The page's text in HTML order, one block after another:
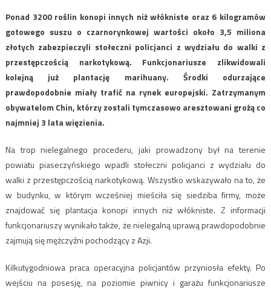
Ponad 3200 roślin konopi innych niż włókniste oraz 6 kilogramów
gotowego suszu o czarnorynkowej wartości około 3,5 miliona
złotych zabezpieczyli stołeczni policjanci z wydziału do walki z
przestępczością narkotykową. Funkcjonariusze zlikwidowali
kolejną już plantację marihuany. Środki odurzające
prawdopodobnie miały trafić na rynek europejski. Zatrzymanym
obywatelom Chin, którzy zostali tymczasowo aresztowani grożą co
najmniej 3 lata więzienia.
Na trop nielegalnego procederu, jaki prowadzony był na terenie
powiatu piaseczyńskiego wpadli stołeczni policjanci z wydziału do
walki z przestępczością narkotykową. Wszystko wskazywało na to, że
w budynku, w którym wcześniej mieściła się siedziba firmy, może
znajdować się plantacja konopi innych niż włókniste. Z informacji
funkcjonariuszy wynikało także, że nielegalną uprawą prawdopodobnie
zajmują się mężczyźni pochodzący z Azji.
Kilkutygodniowa praca operacyjna policjantów przyniosła efekty. Po
wejściu na posesję, na poziomie piwnicy i garażu funkcjonariusze